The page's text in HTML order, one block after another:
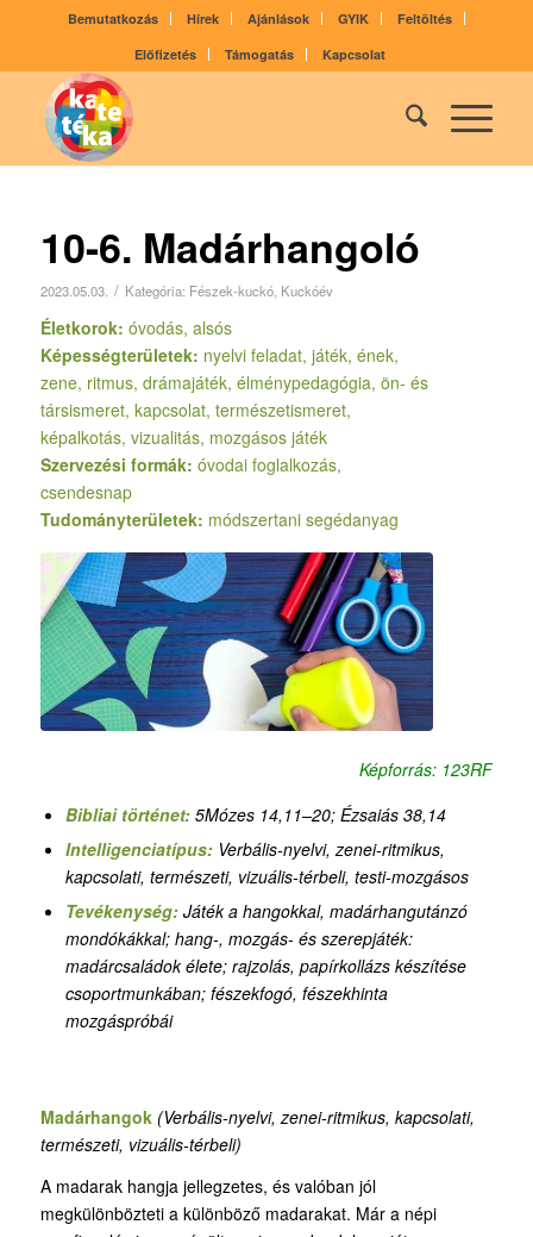
Bemutatkozás Hírek Ajánlások GYIK
Feltöltés
Előfizetés
Támogatás Kapcsolat
10-6. Madárhangoló
2023.05.03. / Kategória: Fészek-kuckó, Kuckóév
Életkorok: óvodás, alsós
Képességterületek: nyelvi feladat, játék, ének,
zene, ritmus, drámajáték, élménypedagógia, ön- és
társismeret, kapcsolat, természetismeret,
képalkotás, vizualitás, mozgásos játék
Szervezési formák: óvodai foglalkozás,
csendesnap
Tudományterületek: módszertani segédanyag
Képforrás: 123RF
Bibliai történet:5Mózes 14,11–20; Ézsaiás 38,14
Intelligenciatípus: Verbális-nyelvi, zenei-ritmikus,
kapcsolati, természeti, vizuális-térbeli, testi-mozgásos
Tevékenység: Játék a hangokkal, madárhangutánzó
mondókákkal; hang-, mozgás- és szerepjáték:
madárcsaládok élete; rajzolás, papírkollázs készítése
csoportmunkában; fészekfogó, fészekhinta
mozgáspróbái
Madárhangok (Verbális-nyelvi, zenei-ritmikus, kapcsolati,
természeti, vizuális-térbeli)
A madarak hangja jellegzetes, és valóban jól
megkülönbözteti a különböző madarakat. Már a népi